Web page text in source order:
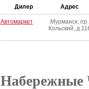
Дилер Адрес
Автомаркет
Мурманск, пр.
Кольский,
Набережные